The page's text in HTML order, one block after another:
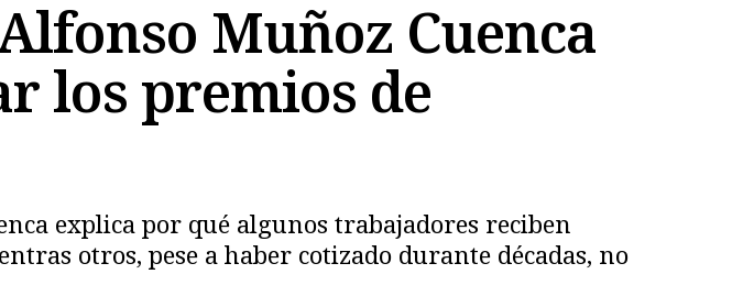
Muñoz Cuenca
los premios de
explica por qué algunos trabajadores reciben
otros, pese a haber cotizado durante décadas, no